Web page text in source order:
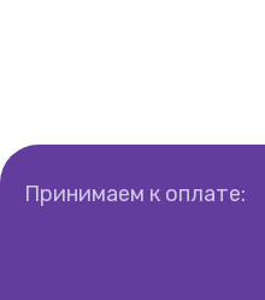
Принимаем к оплате: